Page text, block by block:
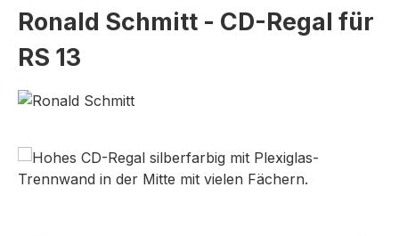
Ronald Schmitt - CD-Regal für
RS 13
Bildergalerie überspringen